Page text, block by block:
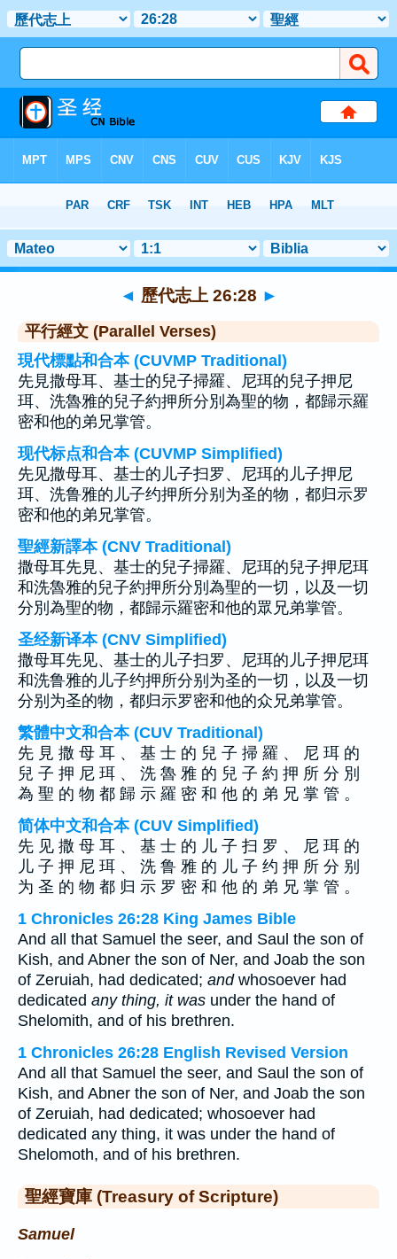
章 26> 聖經金句 28
◄ 歷代志上 26:28 ►
平行經文 (Parallel Verses)
現代標點和合本 (CUVMP Traditional)
先見撒母耳、基士的兒子掃羅、尼珥的兒子押尼
珥、洗魯雅的兒子約押所分別為聖的物，都歸示羅
密和他的弟兄掌管。
现代标点和合本 (CUVMP Simplified)
先见撒母耳、基士的儿子扫罗、尼珥的儿子押尼
珥、洗鲁雅的儿子约押所分别为圣的物，都归示罗
密和他的弟兄掌管。
聖經新譯本 (CNV Traditional)
撒母耳先見、基士的兒子掃羅、尼珥的兒子押尼珥
和洗魯雅的兒子約押所分別為聖的一切，以及一切
分別為聖的物，都歸示羅密和他的眾兄弟掌管。
圣经新译本 (CNV Simplified)
撒母耳先见、基士的儿子扫罗、尼珥的儿子押尼珥
和洗鲁雅的儿子约押所分别为圣的一切，以及一切
分别为圣的物，都归示罗密和他的众兄弟掌管。
繁體中文和合本 (CUV Traditional)
先 見 撒 母 耳 、 基 士 的 兒 子 掃 羅 、 尼 珥 的
兒 子 押 尼 珥 、 洗 魯 雅 的 兒 子 約 押 所 分 別
為 聖 的 物 都 歸 示 羅 密 和 他 的 弟 兄 掌 管 。
简体中文和合本 (CUV Simplified)
先 见 撒 母 耳 、 基 士 的 儿 子 扫 罗 、 尼 珥 的
儿 子 押 尼 珥 、 洗 鲁 雅 的 儿 子 约 押 所 分 别
为 圣 的 物 都 归 示 罗 密 和 他 的 弟 兄 掌 管 。
1 Chronicles 26:28 King James Bible
And all that Samuel the seer, and Saul the son of
Kish, and Abner the son of Ner, and Joab the son
of Zeruiah, had dedicated; andwhosoever had
dedicated any thing, it was under the hand of
Shelomith, and of his brethren.
1 Chronicles 26:28 English Revised Version
And all that Samuel the seer, and Saul the son of
Kish, and Abner the son of Ner, and Joab the son
of Zeruiah, had dedicated; whosoever had
dedicated any thing, it was under the hand of
Shelomoth, and of his brethren.
聖經寶庫 (Treasury of Scripture)
Samuel